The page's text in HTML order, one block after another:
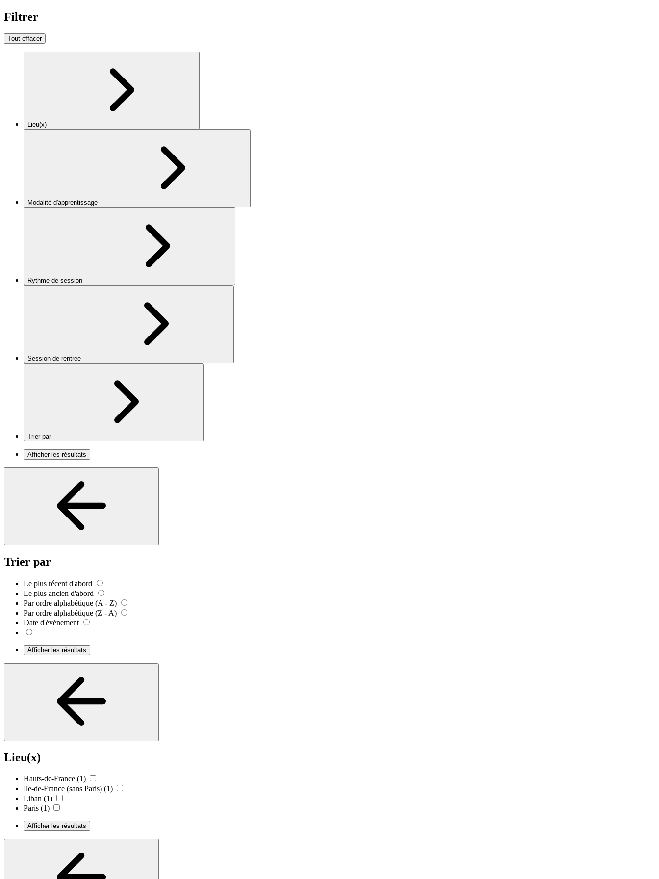
Filtrer
Tout effacer
Lieu(x)
Modalité d'apprentissage
Rythme de session
Session de rentrée
Trier par
Afficher les résultats
Trier par
Le plus récent d'abord
Le plus ancien d'abord
Par ordre alphabétique (A - Z)
Par ordre alphabétique (Z - A)
Date d'événement
Afficher les résultats
Lieu(x)
Hauts-de-France (1)
Ile-de-France (sans Paris) (1)
Liban (1)
Paris (1)
Afficher les résultats